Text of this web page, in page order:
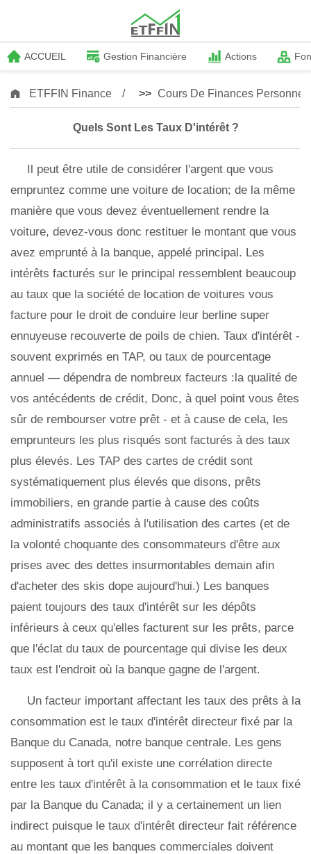
ACCUEIL Gestion Financière Actions
ETFFIN Finance >> Cours De Finances
Quels Sont Les Taux D'intérêt ?
Il peut être utile de considérer l'argent que vous
empruntez comme une voiture de location; de la même
manière que vous devez éventuellement rendre la
voiture, devez-vous donc restituer le montant que vous
avez emprunté à la banque, appelé principal. Les
intérêts facturés sur le principal ressemblent beaucoup
au taux que la société de location de voitures vous
facture pour le droit de conduire leur berline super
ennuyeuse recouverte de poils de chien. Taux d'intérêt -
souvent exprimés en TAP, ou taux de pourcentage
annuel — dépendra de nombreux facteurs :la qualité de
vos antécédents de crédit, Donc, à quel point vous êtes
sûr de rembourser votre prêt - et à cause de cela, les
emprunteurs les plus risqués sont facturés à des taux
plus élevés. Les TAP des cartes de crédit sont
systématiquement plus élevés que disons, prêts
immobiliers, en grande partie à cause des coûts
administratifs associés à l'utilisation des cartes (et de
la volonté choquante des consommateurs d'être aux
prises avec des dettes insurmontables demain afin
d'acheter des skis dope aujourd'hui.) Les banques
paient toujours des taux d'intérêt sur les dépôts
inférieurs à ceux qu'elles facturent sur les prêts, parce
que l'éclat du taux de pourcentage qui divise les deux
taux est l'endroit où la banque gagne de l'argent.
Un facteur important affectant les taux des prêts à la
consommation est le taux d'intérêt directeur fixé par la
Banque du Canada, notre banque centrale. Les gens
supposent à tort qu'il existe une corrélation directe
entre les taux d'intérêt à la consommation et le taux fixé
par la Banque du Canada; il y a certainement un lien
indirect puisque le taux d'intérêt directeur fait référence
au montant que les banques commerciales doivent